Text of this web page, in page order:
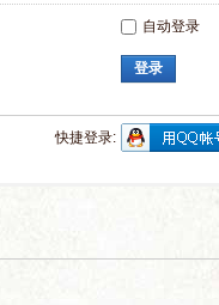
自动登录
登录
快捷登录: